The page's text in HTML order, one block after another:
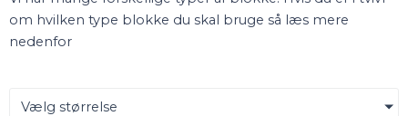
om hvilken type blokke du skal bruge så læs mere
nedenfor
Vælg størrelse